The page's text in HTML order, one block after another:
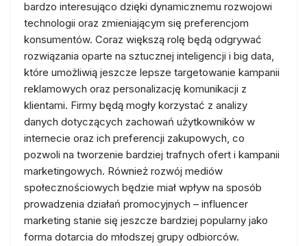
bardzo interesująco dzięki dynamicznemu rozwojowi
technologii oraz zmieniającym się preferencjom
konsumentów. Coraz większą rolę będą odgrywać
rozwiązania oparte na sztucznej inteligencji i big data,
które umożliwią jeszcze lepsze targetowanie kampanii
reklamowych oraz personalizację komunikacji z
klientami. Firmy będą mogły korzystać z analizy
danych dotyczących zachowań użytkowników w
internecie oraz ich preferencji zakupowych, co
pozwoli na tworzenie bardziej trafnych ofert i kampanii
marketingowych. Również rozwój mediów
społecznościowych będzie miał wpływ na sposób
prowadzenia działań promocyjnych – influencer
marketing stanie się jeszcze bardziej popularny jako
forma dotarcia do młodszej grupy odbiorców.